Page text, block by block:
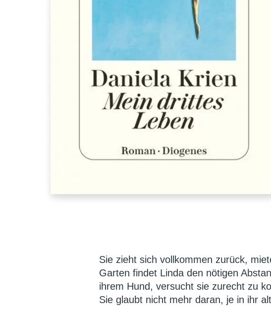
Sie zieht sich vollkommen zurück,
Garten findet Linda den nötigen
ihrem Hund, versucht sie zurecht zu
Sie glaubt nicht mehr daran, je in ihr